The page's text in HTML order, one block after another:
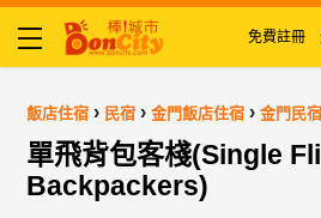
免費註冊
飯店住宿 › 民宿 ›金門飯店住宿 ›金門民宿
單飛背包客棧(Single
Backpackers)